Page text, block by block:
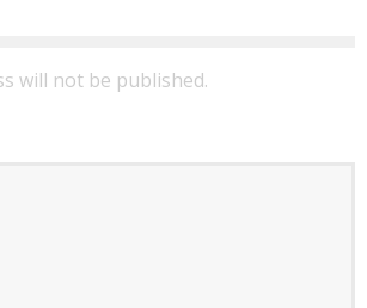
will not be published.